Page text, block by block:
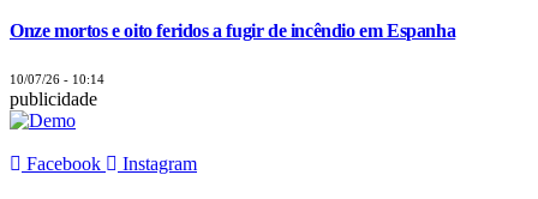
Onze mortos e oito feridos a fugir de incêndio em Espanha
10/07/26 - 10:14
publicidade
Facebook Instagram